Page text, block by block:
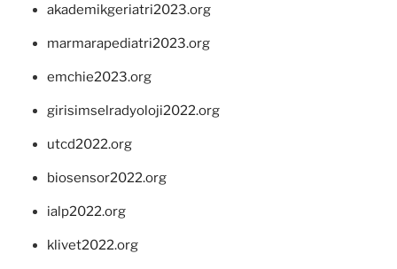
akademikgeriatri2023.org
marmarapediatri2023.org
emchie2023.org
girisimselradyoloji2022.org
utcd2022.org
biosensor2022.org
ialp2022.org
klivet2022.org